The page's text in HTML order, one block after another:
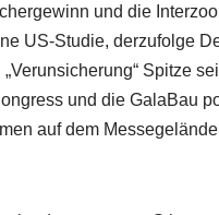
und die
US-Studie, derzufolge
Spitze
und die GalaBau
auf dem